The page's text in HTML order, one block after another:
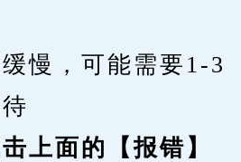
，可能需要1-3
上面的【报错】